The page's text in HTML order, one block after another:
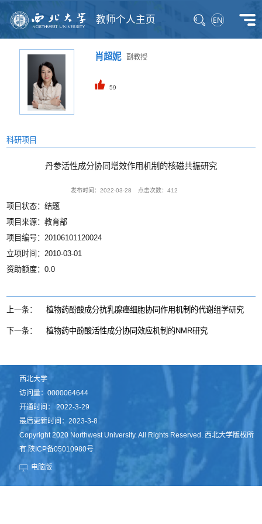
教师个人主页
肖超妮副教授
59
科研项目
丹参活性成分协同增效作用机制的核磁共振研究
发布时间：2022-03-28 点击次数：412
项目状态：结题
项目来源：教育部
项目编号：20106101120024
立项时间：2010-03-01
资助额度：0.0
上一条： 植物药酚酸成分抗乳腺癌细胞协同作用机制的代谢组学研究
下一条： 植物药中酚酸活性成分协同效应机制的NMR研究
西北大学
访问量：0000064644
开通时间：2022-3-29
最后更新时间：2023-3-8
Copyright 2020 Northwest University. All Rights Reserved. 西北大学版权所
有 陕ICP备05010980号
电脑版